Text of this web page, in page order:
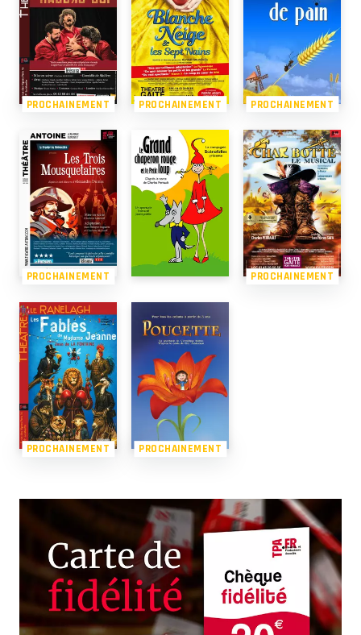
PROCHAINEMENT PROCHAINEMENT PROCHAINEMENT
PROCHAINEMENT PROCHAINEMENT
PROCHAINEMENT PROCHAINEMENT